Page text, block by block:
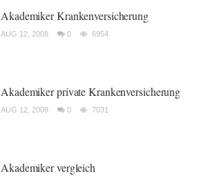
Akademiker Krankenversicherung
AUG 12, 2008 0 6954
Akademiker private Krankenversicherung
AUG 12, 2008 0 7031
Akademiker vergleich